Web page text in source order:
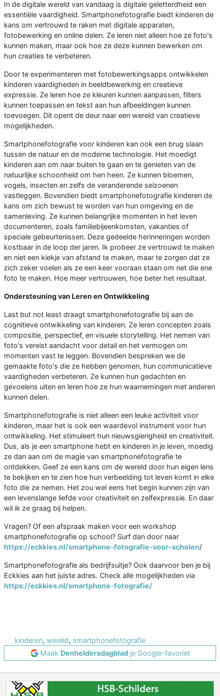
In de digitale wereld van vandaag is digitale geletterdheid een
essentiële vaardigheid. Smartphonefotografie biedt kinderen de
kans om vertrouwd te raken met digitale apparaten,
fotobewerking en online delen. Ze leren niet alleen hoe ze foto's
kunnen maken, maar ook hoe ze deze kunnen bewerken om
hun creaties te verbeteren.
Door te experimenteren met fotobewerkingsapps ontwikkelen
kinderen vaardigheden in beeldbewerking en creatieve
expressie. Ze leren hoe ze kleuren kunnen aanpassen, filters
kunnen toepassen en tekst aan hun afbeeldingen kunnen
toevoegen. Dit opent de deur naar een wereld van creatieve
mogelijkheden.
Smartphonefotografie voor kinderen kan ook een brug slaan
tussen de natuur en de moderne technologie. Het moedigt
kinderen aan om naar buiten te gaan en te genieten van de
natuurlijke schoonheid om hen heen. Ze kunnen bloemen,
vogels, insecten en zelfs de veranderende seizoenen
vastleggen. Bovendien biedt smartphonefotografie kinderen de
kans om zich bewust te worden van hun omgeving en de
samenleving. Ze kunnen belangrijke momenten in het leven
documenteren, zoals familiebijeenkomsten, vakanties of
speciale gebeurtenissen. Deze gedeelde herinneringen worden
kostbaar in de loop der jaren. Ik probeer ze vertrouwd te maken
en niet een kiekje van afstand te maken, maar te zorgen dat ze
zich zeker voelen als ze een keer vooraan staan om net die ene
foto te maken. Hoe meer vertrouwen, hoe beter het resultaat.
Ondersteuning van Leren en Ontwikkeling
Last but not least draagt smartphonefotografie bij aan de
cognitieve ontwikkeling van kinderen. Ze leren concepten zoals
compositie, perspectief, en visuele storytelling. Het nemen van
foto's vereist aandacht voor detail en het vermogen om
momenten vast te leggen. Bovendien bespreken we de
gemaakte foto's die ze hebben genomen, hun communicatieve
vaardigheden verbeteren. Ze kunnen hun gedachten en
gevoelens uiten en leren hoe ze hun waarnemingen met anderen
kunnen delen.
Smartphonefotografie is niet alleen een leuke activiteit voor
kinderen, maar het is ook een waardevol instrument voor hun
ontwikkeling. Het stimuleert hun nieuwsgierigheid en creativiteit.
Dus, als je een smartphone hebt en kinderen in je leven, moedig
ze dan aan om de magie van smartphonefotografie te
ontdekken. Geef ze een kans om de wereld door hun eigen lens
te bekijken en te zien hoe hun verbeelding tot leven komt in elke
foto die ze nemen. Het zou wel eens het begin kunnen zijn van
een levenslange liefde voor creativiteit en zelfexpressie. En daar
wil ik ze graag bij helpen.
Vragen? Of een afspraak maken voor een workshop
smartphonefotografie op school? Surf dan door naar
https://eckkies.nl/smartphone-fotografie-voor-scholen/
Smartphonefotografie als bedrijfsuitje? Ook daarvoor ben je bij
Eckkies aan het juiste adres. Check alle mogelijkheden via
https://eckkies.nl/smartphone-fotografie/
kinderen, wereld, smartphonefotografie
Maak Denheldersdagbladje Google-favoriet